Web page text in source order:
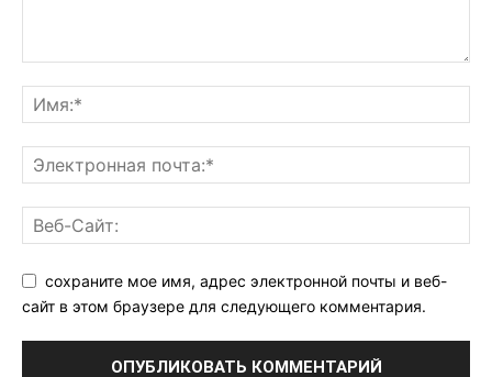
сохраните мое имя, адрес электронной почты и веб-
сайт в этом браузере для следующего комментария.